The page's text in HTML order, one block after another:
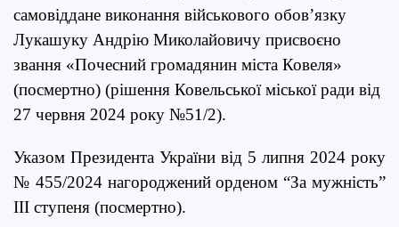
самовіддане виконання військового обов’язку
Лукашуку Андрію Миколайовичу присвоєно
звання «Почесний громадянин міста Ковеля»
(посмертно) (рішення Ковельської міської ради від
27 червня 2024 року №51/2).
Указом Президента України від 5 липня 2024 року
№ 455/2024 нагороджений орденом “За мужність”
ІІІ ступеня (посмертно).